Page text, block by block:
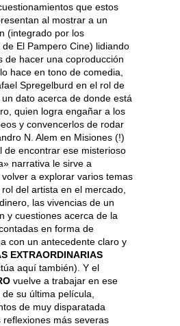
que estos
al mostrar a un
(integrado por los
El Pampero Cine) lidiando
de hacer una coproducción
hace en tono de comedia,
Spregelburd en el rol de
dato acerca de donde está
quien logra engañar a los
y convencerlos de rodar
N. Alem en Misiones (!)
de encontrar ese misterioso
narrativa le sirve a
a explorar varios temas
del artista en el mercado,
las vivencias de un
y cuestiones acerca de la
en forma de
con un antecedente claro y
EXTRAORDINARIAS
aquí también). Y el
vuelve a trabajar en ese
su última película,
de muy disparatada
más severas